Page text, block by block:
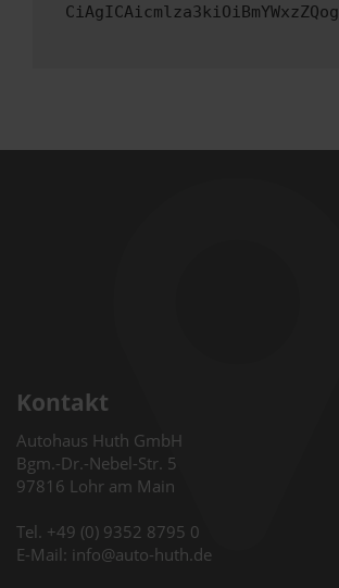
Kontakt
Autohaus Huth GmbH
Bgm.-Dr.-Nebel-Str. 5
97816 Lohr am Main
Tel. +49 (0) 9352 8795 0
E-Mail: info@auto-huth.de